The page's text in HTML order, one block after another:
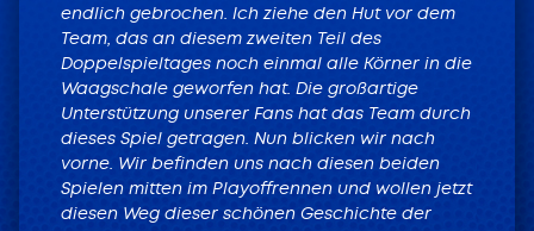
endlich gebrochen. Ich ziehe den Hut vor dem
Team, das an diesem zweiten Teil des
Doppelspieltages noch einmal alle Körner in die
Waagschale geworfen hat. Die großartige
Unterstützung unserer Fans hat das Team durch
dieses Spiel getragen. Nun blicken wir nach
vorne. Wir befinden uns nach diesen beiden
Spielen mitten im Playoffrennen und wollen jetzt
diesen Weg dieser schönen Geschichte der